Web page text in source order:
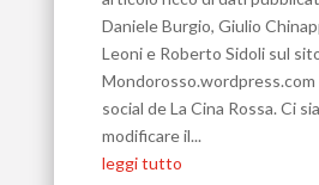
Daniele Burgio, Giulio
Leoni e Roberto Sidoli sul
Mondorosso.wordpress.com
social de La Cina Rossa. Ci
modificare il...
leggi tutto